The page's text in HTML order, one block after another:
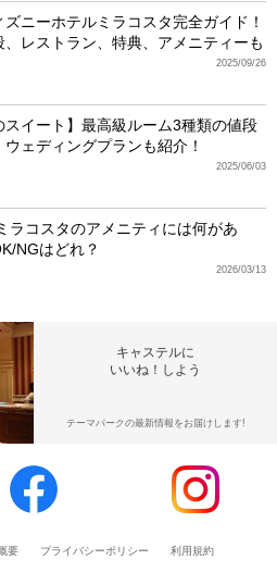
ズニーホテルミラコスタ完全ガイド！
レストラン、特典、アメニティーも
2025/09/26
スイート】最高級ルーム3種類の値段
ウェディングプランも紹介！
2025/06/03
ラコスタのアメニティには何があ
NGはどれ？
2026/03/13
キャステルに
いいね！しよう
テーマパークの最新情報をお届けします!
要 プライバシーポリシー 利用規約